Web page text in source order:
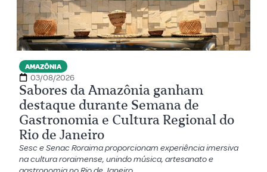
AMAZÔNIA
03/08/2026
Sabores da Amazônia ganham
destaque durante Semana de
Gastronomia e Cultura Regional do
Rio de Janeiro
Sesc e Senac Roraima proporcionam experiência imersiva
na cultura roraimense, unindo música, artesanato e